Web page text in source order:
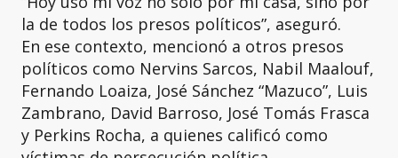
la de todos los presos políticos”, aseguró.
En ese contexto, mencionó a otros presos
políticos como Nervins Sarcos, Nabil Maalouf,
Fernando Loaiza, José Sánchez “Mazuco”, Luis
Zambrano, David Barroso, José Tomás Frasca
y Perkins Rocha, a quienes calificó como